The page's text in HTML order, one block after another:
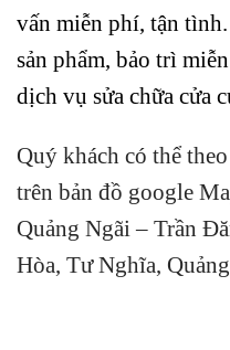
vấn miễn phí, tận
sản phẩm, bảo trì
dịch vụ sửa chữa cửa
Quý khách có thể
trên bản đồ google
Quảng Ngãi – Trần
Hòa, Tư Nghĩa,